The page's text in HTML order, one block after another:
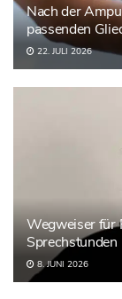
Nach der
passenden
22. JULI 2026
Wegweiser für
8. JUNI 2026